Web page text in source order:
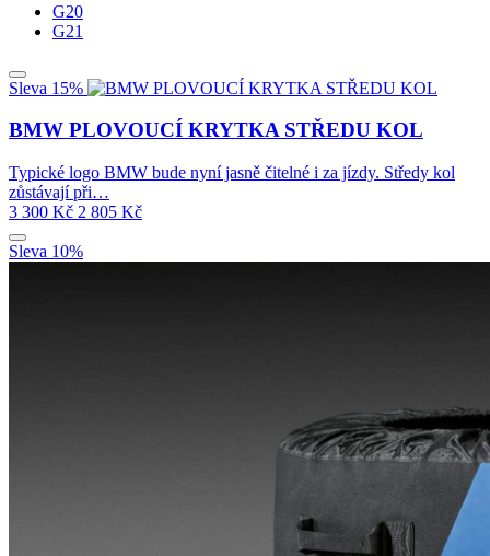
G20
G21
Sleva 15%
BMW PLOVOUCÍ KRYTKA STŘEDU KOL
Typické logo BMW bude nyní jasně čitelné i za jízdy. Středy kol
zůstávají při…
3 300 Kč 2 805 Kč
Sleva 10%